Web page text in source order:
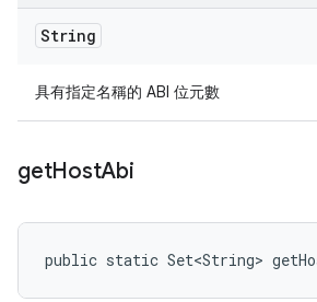
String
具有指定名稱的 ABI 位元數
getHostAbi
public static Set<String>